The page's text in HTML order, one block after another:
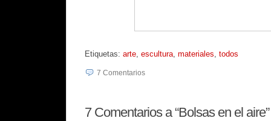
Etiquetas: arte escultura materiales todos
7 Comentarios
7Comentarios a “Bolsas en el aire”